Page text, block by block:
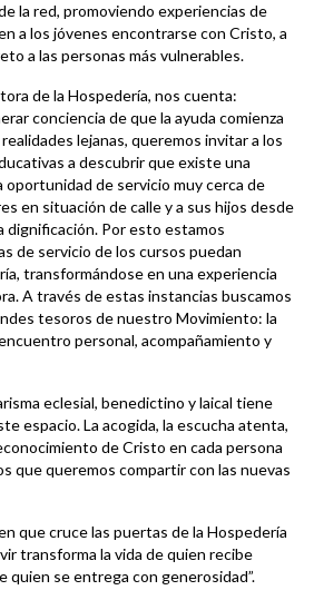
la red, promoviendo experiencias de
a los jóvenes encontrarse con Cristo, a
a las personas más vulnerables.
de la Hospedería, nos cuenta:
conciencia de que la ayuda comienza
lejanas, queremos invitar a los
a descubrir que existe una
de servicio muy cerca de
en situación de calle y a sus hijos desde
dignificación. Por esto estamos
de servicio de los cursos puedan
transformándose en una experiencia
A través de estas instancias buscamos
tesoros de nuestro Movimiento: la
personal, acompañamiento y
eclesial, benedictino y laical tiene
espacio. La acogida, la escucha atenta,
de Cristo en cada persona
que queremos compartir con las nuevas
que cruce las puertas de la Hospedería
transforma la vida de quien recibe
quien se entrega con generosidad”.